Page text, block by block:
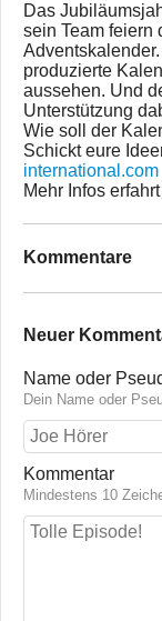
Das
sein Team feiern
produzierte
aussehen. Und
Unterstützung
Wie soll der
Schickt eure
international.com
Mehr Infos
Kommentare
Neuer
Name oder
Dein Name oder
Kommentar
Mindestens 10